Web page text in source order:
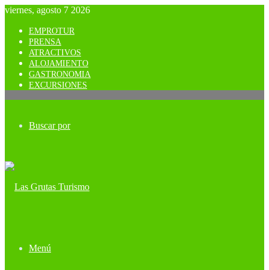
viernes, agosto 7 2026
EMPROTUR
PRENSA
ATRACTIVOS
ALOJAMIENTO
GASTRONOMIA
EXCURSIONES
Buscar por
Menú